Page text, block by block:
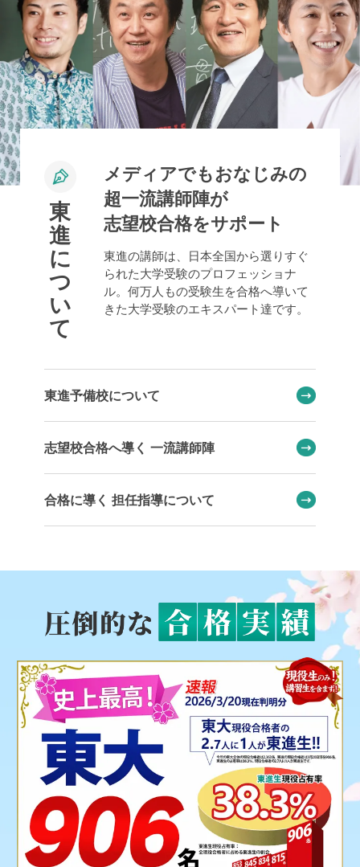
中国 山口県
九州 福岡県 熊本県 長崎県
東
進
に
つ
い
て
メディアでもおなじみの
超一流講師陣が
志望校合格をサポート
東進の講師は、日本全国から選りすぐ
られた大学受験のプロフェッショナ
ル。何万人もの受験生を合格へ導いて
きた大学受験のエキスパート達です。
東進予備校について
志望校合格へ導く 一流講師陣
合格に導く 担任指導について